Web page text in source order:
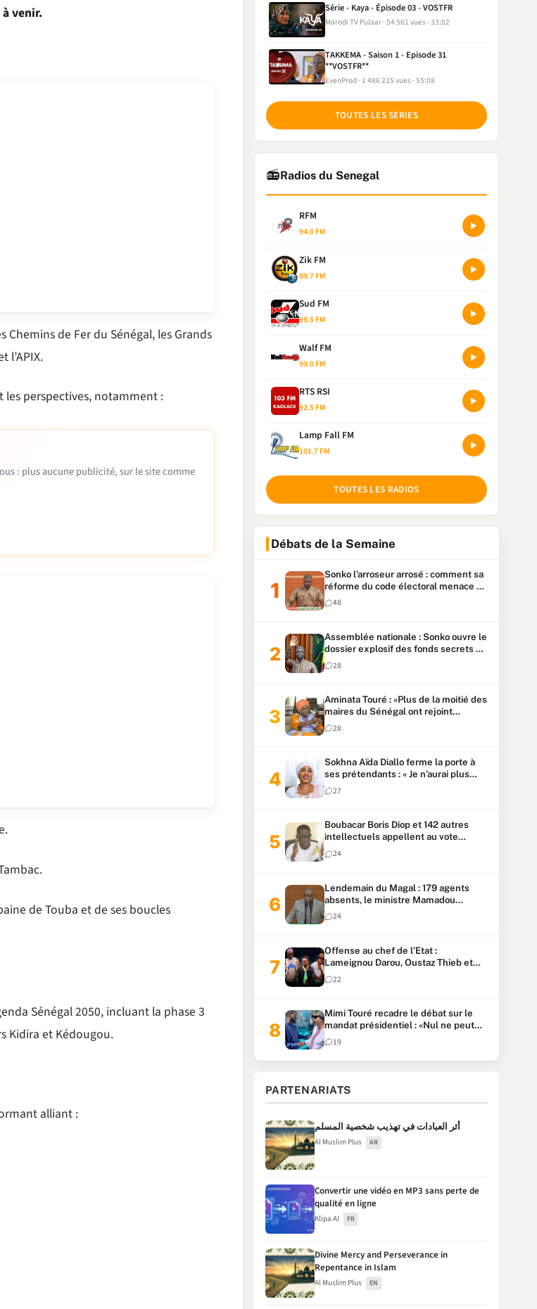
venir.
de Fer du Sénégal, les Grands
l’APIX.
les perspectives, notamment :
: plus aucune publicité, sur le site comme
de Touba et de ses boucles
Sénégal 2050, incluant la phase 3
Kidira et Kédougou.
alliant :
Série - Kaya - Épisode 03 - VOSTFR
Marodi TV Pulaar 54 561 vues 33:02
TAKKEMA - Saison 1 - Episode 31
**VOSTFR**
EvenProd 1 486 215 vues 55:08
TOUTES LES SERIES
📻Radios du Senegal
RFM
94.0 FM
Zik FM
89.7 FM
Sud FM
98.5 FM
Walf FM
99.0 FM
RTS RSI
92.5 FM
Lamp Fall FM
101.7 FM
TOUTES LES RADIOS
Débats de la Semaine
Sonko l’arroseur arrosé : comment sa
réforme du code électoral menace sa
candidature
48
Assemblée nationale : Sonko ouvre le
dossier explosif des fonds secrets et
du patrimoine présidentiel
28
Aminata Touré : «Plus de la moitié des
maires du Sénégal ont rejoint
Kiiraay»
28
Sokhna Aïda Diallo ferme la porte à
ses prétendants : « Je n’aurai plus
jamais un autre mari »
27
Boubacar Boris Diop et 142 autres
intellectuels appellent au vote
urgent de la révision
constitutionnelle
24
Lendemain du Magal : 179 agents
absents, le ministre Mamadou
Lamine Dianté exige des explications
24
Offense au chef de l’Etat :
Lameignou Darou, Oustaz Thieb et
Ndiaye Touba lourdement
condamnés
22
Mimi Touré recadre le débat sur le
mandat présidentiel : «Nul ne peut
faire plus de deux mandats
consécutifs de 5 ans»
19
PARTENARIATS
أثر العبادات في تهذيب شخصية المسلم
Al Muslim Plus AR
Convertir une vidéo en MP3 sans perte de
qualité en ligne
Klipa AI FR
Divine Mercy and Perseverance in
Repentance in Islam
Al Muslim Plus EN